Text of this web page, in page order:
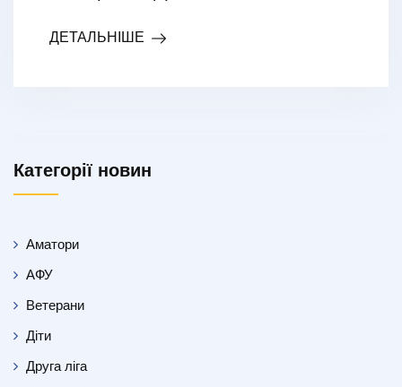
ДЕТАЛЬНІШЕ
Категорії новин
Аматори
АФУ
Ветерани
Діти
Друга ліга